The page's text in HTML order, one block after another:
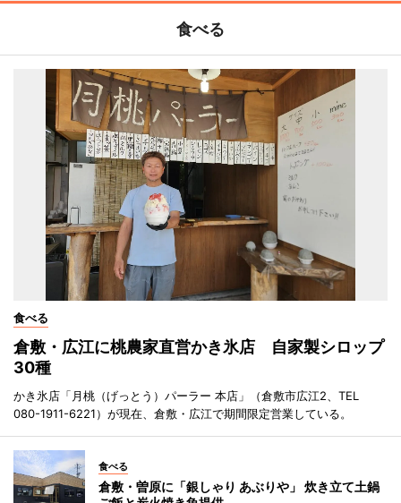
食べる
食べる
倉敷・広江に桃農家直営かき氷店 自家製シロップ
30種
かき氷店「月桃（げっとう）パーラー 本店」（倉敷市広江2、TEL
080-1911-6221）が現在、倉敷・広江で期間限定営業している。
食べる
倉敷・曽原に「銀しゃり あぶりや」 炊き立て土鍋